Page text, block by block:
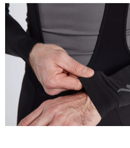
z
5
hvězdiček.